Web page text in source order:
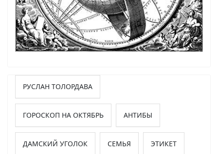
РУСЛАН ТОЛОРДАВА
ГОРОСКОП НА ОКТЯБРЬ АНТИБЫ
ДАМСКИЙ УГОЛОК СЕМЬЯ ЭТИКЕТ